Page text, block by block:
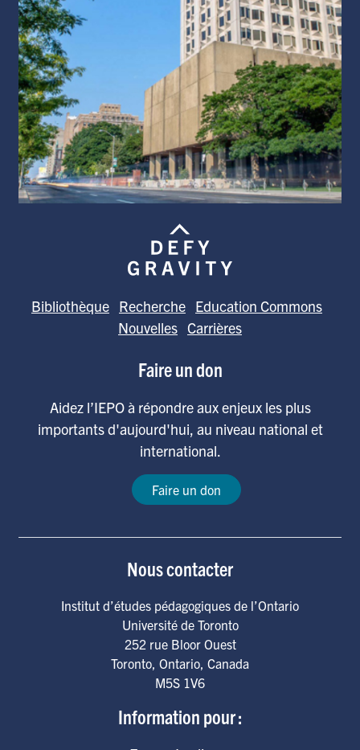
Bibliothèque Recherche Education Commons
Nouvelles Carrières
Faire un don
Aidez l’IEPO à répondre aux enjeux les plus
importants d'aujourd'hui, au niveau national et
international.
Faire un don
Nous contacter
Institut d’études pédagogiques de l’Ontario
Université de Toronto
252 rue Bloor Ouest
Toronto, Ontario, Canada
M5S 1V6
Information pour :